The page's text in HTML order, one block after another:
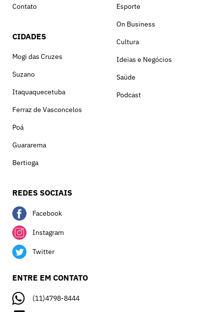
Contato
CIDADES
Mogi das Cruzes
Suzano
Itaquaquecetuba
Ferraz de Vasconcelos
Poá
Guararema
Bertioga
Esporte
On Business
Cultura
Ideias e Negócios
Saúde
Podcast
REDES SOCIAIS
Facebook
Instagram
Twitter
ENTRE EM CONTATO
(11)4798-8444